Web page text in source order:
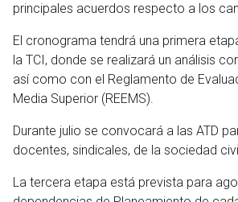
principales acuerdos respecto a los
El cronograma tendrá una primera
la TCI, donde se realizará un análisis
así como con el Reglamento de
Media Superior (REEMS).
Durante julio se convocará a las ATD
docentes, sindicales, de la sociedad
La tercera etapa está prevista para